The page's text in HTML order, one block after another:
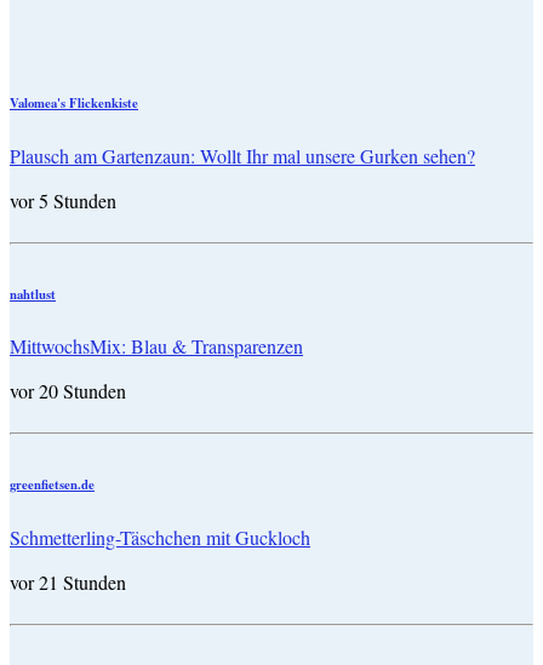
Valomea's Flickenkiste
Plausch am Gartenzaun: Wollt Ihr mal unsere Gurken sehen?
vor 5 Stunden
nahtlust
MittwochsMix: Blau & Transparenzen
vor 20 Stunden
greenfietsen.de
Schmetterling-Täschchen mit Guckloch
vor 21 Stunden